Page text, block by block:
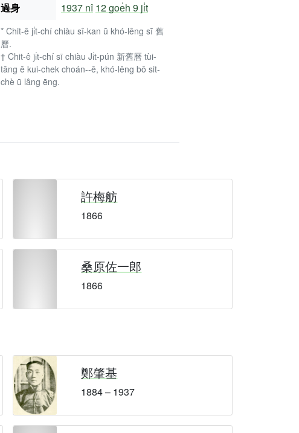
過身
1937 nî 12 goe̍h 9 ji̍t
* Chit-ê ji̍t-chí chiàu sî-kan ū khó-lêng sī 舊
曆.
† Chit-ê ji̍t-chí sī chiàu Ji̍t-pún 新舊曆 tùi-
tâng ê kui-chek choán--ê, khó-lêng bô sit-
chè ū lâng ēng.
許梅舫
1866
桑原佐一郎
1866
鄭肇基
1884 – 1937